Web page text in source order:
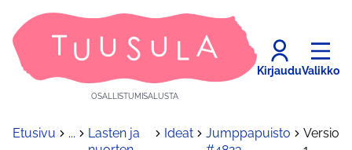
OSALLISTUMISALUSTA
KirjauduValikko
Etusivu ...
Lasten ja
Ideat
Jumppapuisto
Versio